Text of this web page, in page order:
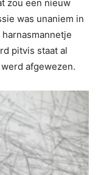
zou een nieuw
was unaniem in
pitvis staat al
afgewezen.